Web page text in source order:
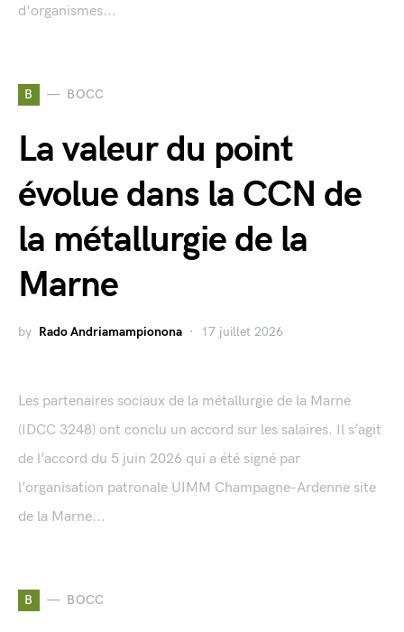
d'organismes...
B BOCC
La valeur du point
évolue dans la CCN de
la métallurgie de la
Marne
by Rado Andriamampionona 17 juillet 2026
Les partenaires sociaux de la métallurgie de la Marne
(IDCC 3248) ont conclu un accord sur les salaires. Il s’agit
de l’accord du 5 juin 2026 qui a été signé par
l’organisation patronale UIMM Champagne-Ardenne site
de la Marne...
B BOCC